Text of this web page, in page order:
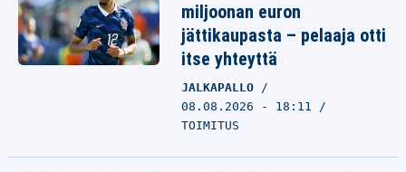
miljoonan euron
jättikaupasta – pelaaja otti
itse yhteyttä
JALKAPALLO
08.08.2026 - 18:11
TOIMITUS